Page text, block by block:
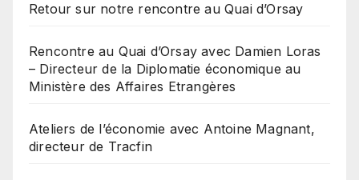
Retour sur notre rencontre au Quai d’Orsay
Rencontre au Quai d’Orsay avec Damien Loras
– Directeur de la Diplomatie économique au
Ministère des Affaires Etrangères
Ateliers de l’économie avec Antoine Magnant,
directeur de Tracfin